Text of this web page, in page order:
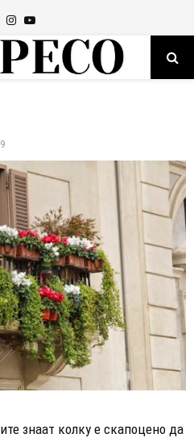
Instagram
Youtube
знаат колку е скапоцено дa